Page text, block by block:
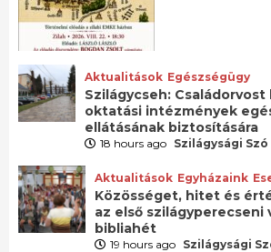
Aktualitások Egészségügy
Szilágycseh: Családorvost
oktatási intézmények
ellátásának biztosítására
18 hours ago Szilágysági Szó
Aktualitások Egyházaink
Közösséget, hitet és
az első szilágyperecseni
bibliahét
19 hours ago Szilágysági